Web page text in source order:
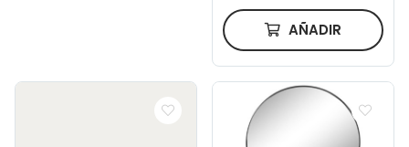
AÑADIR